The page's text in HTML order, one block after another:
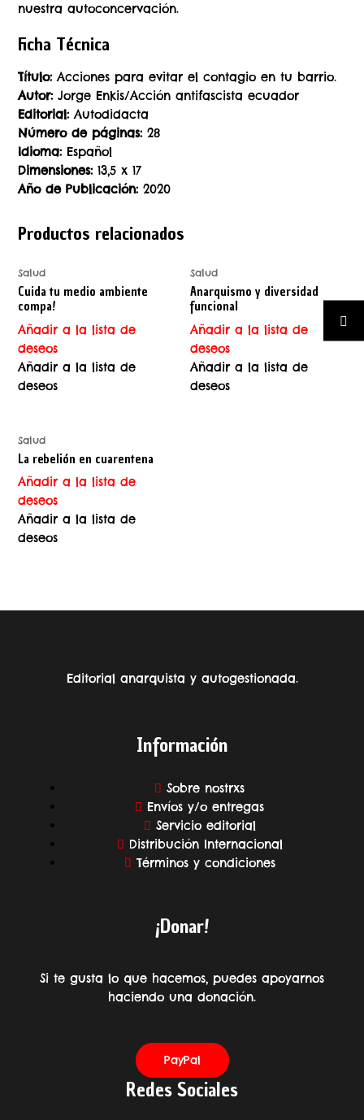
nuestra autoconcervación.
Ficha Técnica
Título:Acciones para evitar el contagio en tu barrio.
Autor:Jorge Enkis/Acción antifascista ecuador
Editorial:Autodidacta
Número de páginas:28
Idioma:Español
Dimensiones:13,5 x 17
Año de Publicación:2020
Productos relacionados
Salud
Cuida tu medio ambiente
compa!
Añadir a la lista de
deseos
Añadir a la lista de
deseos
Salud
Anarquismo y diversidad
funcional
Añadir a la lista de
deseos
Añadir a la lista de
deseos
Salud
La rebelión en cuarentena
Añadir a la lista de
deseos
Añadir a la lista de
deseos
Editorial anarquista y autogestionada.
Información
Sobre nostrxs
Envíos y/o entregas
Servicio editorial
Distribución Internacional
Términos y condiciones
¡Donar!
Si te gusta lo que hacemos, puedes apoyarnos
haciendo una donación.
PayPal
Redes Sociales